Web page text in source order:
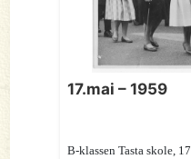
17.mai – 1959
B-klassen Tasta skole,